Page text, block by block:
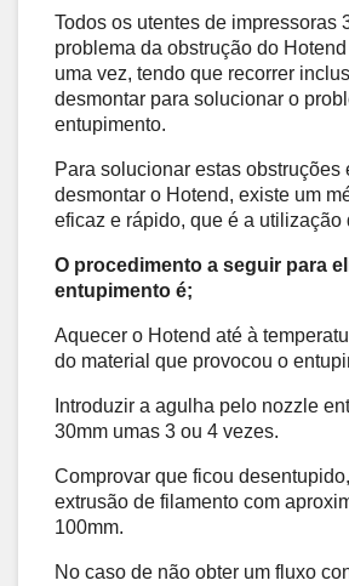
Todos os utentes de impressoras
problema da obstrução do
uma vez, tendo que recorrer
desmontar para solucionar o
entupimento.
Para solucionar estas obstruções
desmontar o Hotend, existe um
eficaz e rápido, que é a utilização
O procedimento a seguir para
entupimento é;
Aquecer o Hotend até à
do material que provocou o
Introduzir a agulha pelo nozzle
30mm umas 3 ou 4 vezes.
Comprovar que ficou desentupido,
extrusão de filamento com
100mm.
No caso de não obter um fluxo